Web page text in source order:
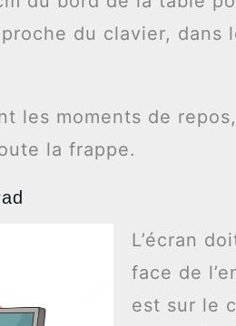
du clavier, dans
les moments de
la frappe.
L’écran
face de
est sur le